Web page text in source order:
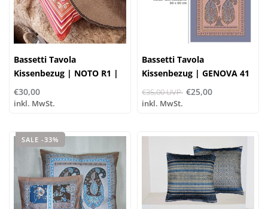
Bassetti Tavola
Kissenbezug | NOTO R1 |
100% Baumwolle
€30,00
inkl. MwSt.
Bassetti Tavola
Kissenbezug | GENOVA 41
€35,00 UVP €25,00
inkl. MwSt.
SALE -33%